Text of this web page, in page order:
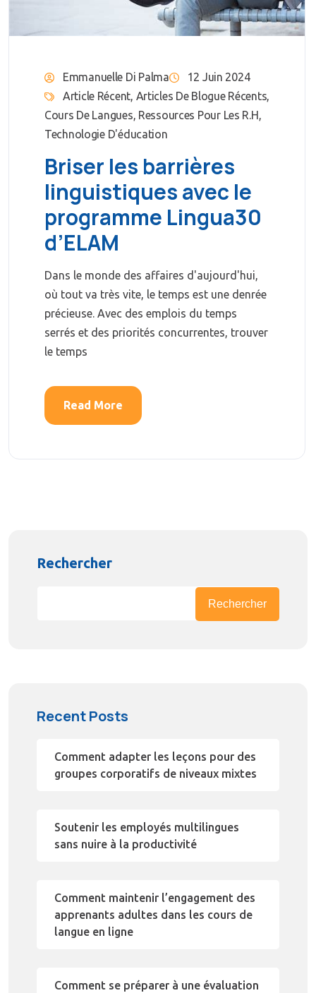
Emmanuelle Di Palma
12 Juin 2024
Article Récent, Articles De Blogue Récents,
Cours De Langues, Ressources Pour Les R.H ,
Technologie D'éducation
Briser les barrières
linguistiques avec le
programme Lingua30
d’ELAM
Dans le monde des affaires d'aujourd'hui,
où tout va très vite, le temps est une denrée
précieuse. Avec des emplois du temps
serrés et des priorités concurrentes, trouver
le temps
Read More
Rechercher
Rechercher
Recent Posts
Comment adapter les leçons pour des
groupes corporatifs de niveaux mixtes
Soutenir les employés multilingues
sans nuire à la productivité
Comment maintenir l’engagement des
apprenants adultes dans les cours de
langue en ligne
Comment se préparer à une évaluation